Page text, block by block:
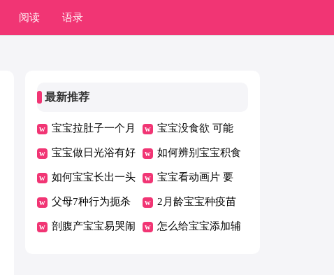
阅读 语录
最新推荐
宝宝拉肚子一个月
了怎么回事
宝宝没食欲 可能
是这些情况造成的
宝宝做日光浴有好
处 怎样给宝宝做
日光浴
如何辨别宝宝积食
宝宝积食又该怎么
办
如何宝宝长出一头
好发 护理做好六
点
宝宝看动画片 要
根据年龄而决定
父母7种行为扼杀
宝宝想象力
2月龄宝宝种疫苗
要“早”更要“少”
剖腹产宝宝易哭闹 怎么给宝宝添加辅